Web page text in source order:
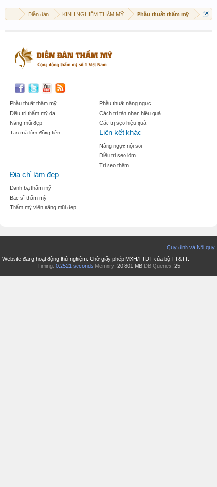
Diễn đàn KINH NGHIỆM THẨM MỸ Phẫu thuật thẩm mỹ
Phẫu thuật thẩm mỹ
Điều trị thẩm mỹ da
Nâng mũi đẹp
Tạo mà lúm đồng tiền
Phẫu thuật nâng ngực
Cách trị tàn nhan hiệu quả
Các trị sẹo hiệu quả
Liên kết khác
Nâng ngực nội soi
Điều trị sẹo lõm
Trị sẹo thâm
Địa chỉ làm đẹp
Danh bạ thẩm mỹ
Bác sĩ thẩm mỹ
Thẩm mỹ viện nâng mũi đẹp
Quy định và Nội quy
Website đang hoạt động thử nghiệm. Chờ giấy phép MXH/TTDT của bộ TT&TT.
Timing: 0.2521 seconds Memory: 20.801 MB DB Queries: 25